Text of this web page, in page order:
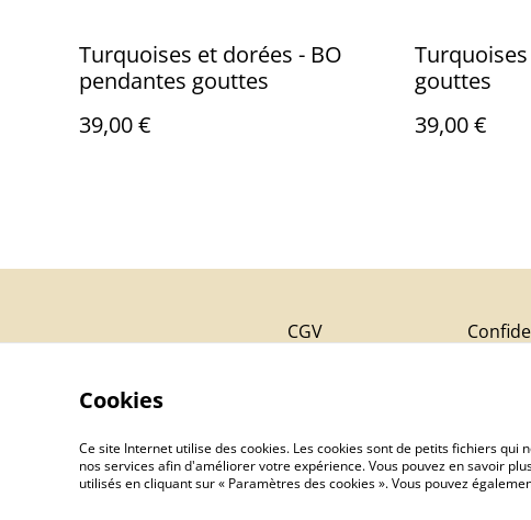
Turquoises et dorées - BO
pendantes gouttes
39,00 €
gouttes
39,00 €
CGV
©2026 My Colors Créations
Cookies
Ce site Internet utilise des cookies. Les cookies sont de petits fichiers
nos services afin d'améliorer votre expérience. Vous pouvez en savoir
utilisés en cliquant sur « Paramètres des cookies ». Vous pouvez